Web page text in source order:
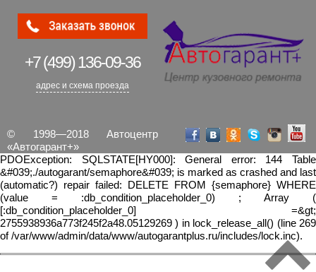
+7 (499)136-09-36
адрес и схема проезда
© 1998—2018 Автоцентр
«Автогарант+»
PDOException: SQLSTATE[HY000]: General error: 144 Table
&#039;./autogarant/semaphore&#039; is marked as crashed and last
(automatic?) repair failed: DELETE FROM {semaphore} WHERE
(value = :db_condition_placeholder_0) ; Array (
[:db_condition_placeholder_0] =&gt;
2755938936a773f245f2a48.05129269 ) in lock_release_all() (line 269
of /var/www/admin/data/www/autogarantplus.ru/includes/lock.inc).